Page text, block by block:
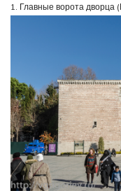
1. Главные ворота дворца